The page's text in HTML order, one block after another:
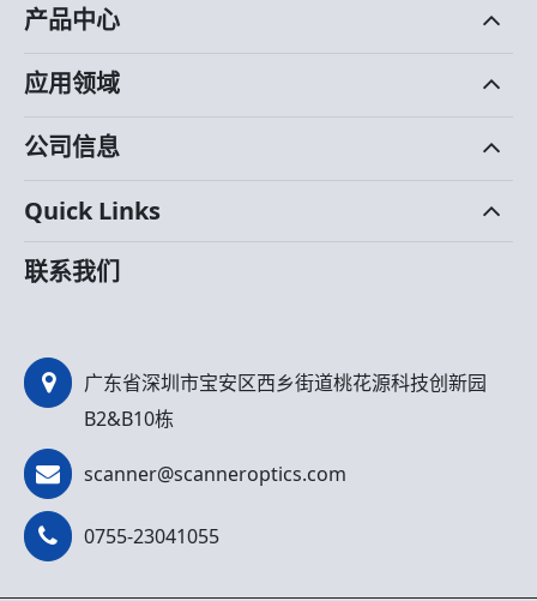
产品中心
应用领域
公司信息
Quick Links
联系我们
广东省深圳市宝安区西乡街道桃花源科技创新园
B2&B10栋
scanner@scanneroptics.com
0755-23041055